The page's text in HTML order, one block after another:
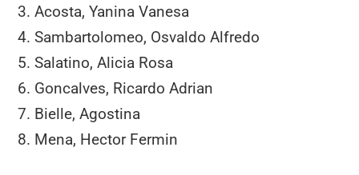
3. Acosta, Yanina Vanesa
4. Sambartolomeo, Osvaldo Alfredo
5. Salatino, Alicia Rosa
6. Goncalves, Ricardo Adrian
7. Bielle, Agostina
8. Mena, Hector Fermin